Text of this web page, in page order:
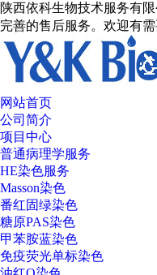
陕西依科生物技术服务有
完善的售后服务。欢迎有需
网站首页
公司简介
项目中心
普通病理学服务
HE染色服务
Masson染色
番红固绿染色
糖原PAS染色
甲苯胺蓝染色
免疫荧光单标染色